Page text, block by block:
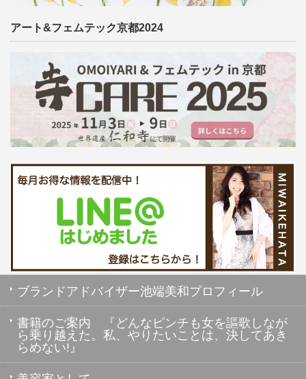
アート&フェムテック京都2024
ブランドアドバイザー池端美和プロフィール
書籍のご案内 『どんなピンチも女を謳歌しなが
ら乗り越えた。私、やりたいことは、決してあき
らめない!』